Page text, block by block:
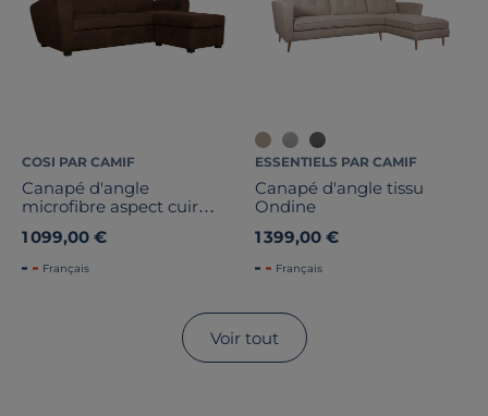
COSI PAR CAMIF
Canapé d'angle
microfibre aspect cuir
1 099,00 €
Français
ESSENTIELS PAR CAMIF
Canapé d'angle tissu
Ondine
1 399,00 €
Français
Voir tout